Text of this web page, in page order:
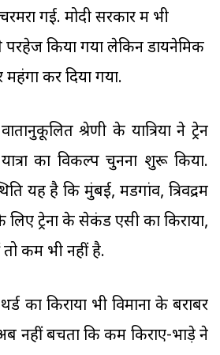
गई. मोदी सरकार में भी
परहेज किया गया लेकिन डायनेमिक
कर दिया गया.
श्रेणी के यात्रियों ने ट्रेन
का विकल्प चुनना शुरू किया.
यह है कि मुंबई, मडगांव, त्रिवेंद्रम
लिए ट्रेनों के सेकंड एसी का किराया,
कम भी नहीं है.
का किराया भी विमानों के बराबर
नहीं बचता कि कम किराए-भाड़े ने